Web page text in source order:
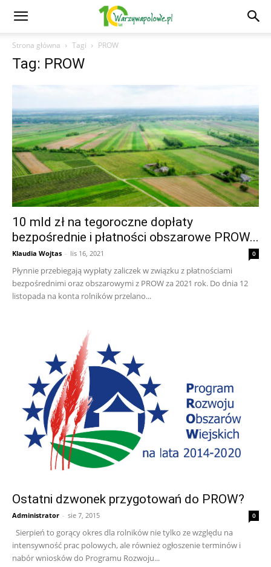
Strona główna Tagi PROW
Tag: PROW
10 mld zł na tegoroczne dopłaty
bezpośrednie i płatności obszarowe PROW...
Klaudia Wojtas - lis 16, 2021 0
Płynnie przebiegają wypłaty zaliczek w związku z płatnościami
bezpośrednimi oraz obszarowymi z PROW za 2021 rok. Do dnia 12
listopada na konta rolników przelano...
Ostatni dzwonek przygotowań do PROW?
Administrator - sie 7, 2015 0
Sierpień to gorący okres dla rolników nie tylko ze względu na
intensywność prac polowych, ale również ogłoszenie terminów i
nabór wniosków do Programu Rozwoju...